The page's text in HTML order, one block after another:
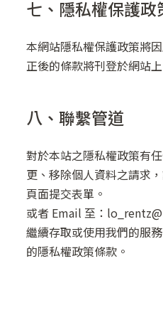
七、隱私權保護政
本網站隱私權保護政策將
正後的條款將刊登於網站上
八、聯繫管道
對於本站之隱私權政策有
更、移除個人資料之請求
頁面提交表單。
或者 Email 至：
繼續存取或使用我們的服
的隱私權政策條款。